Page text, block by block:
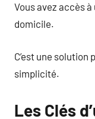
Vous avez accès
domicile.
C’est une
simplicité.
Les Clés